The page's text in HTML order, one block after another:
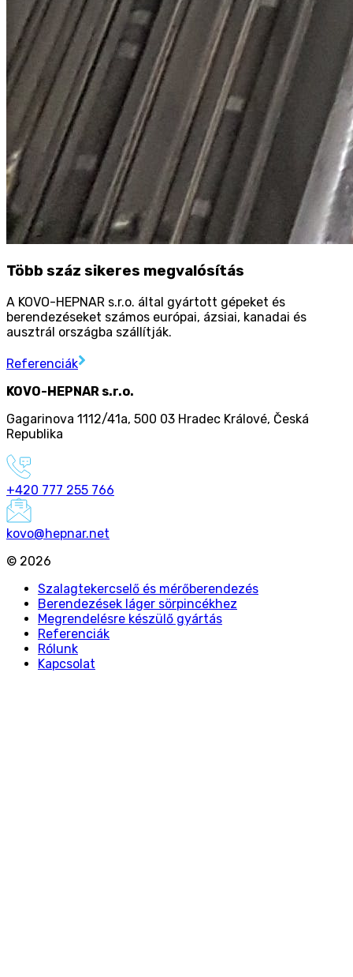
Több száz sikeres megvalósítás
A KOVO-HEPNAR s.r.o. által gyártott gépeket és
berendezéseket számos európai, ázsiai, kanadai és
ausztrál országba szállítják.
Referenciák
KOVO-HEPNAR s.r.o.
Gagarinova 1112/41a, 500 03 Hradec Králové, Česká
Republika
+420 777 255 766
kovo@hepnar.net
© 2026
Szalagtekercselő és mérőberendezés
Berendezések láger sörpincékhez
Megrendelésre készülő gyártás
Referenciák
Rólunk
Kapcsolat